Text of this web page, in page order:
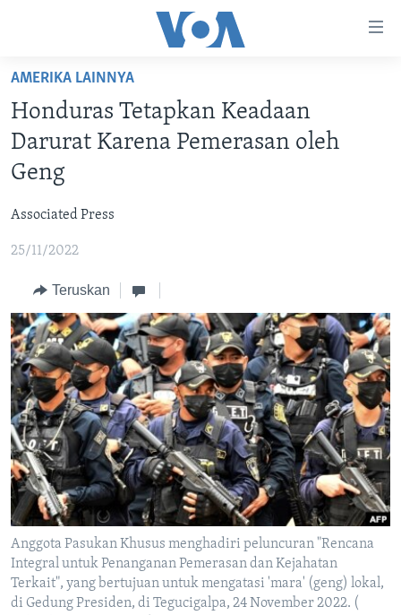
Akses
Lanjut
ke
Konten
Utama
ke
Utama
Lanjut
Pencarian
BERANDA
VIDEO
DAFTAR PROGRAM
IKUTI KAMI
Bahasa-bahasa
AMERIKA LAINNYA
Honduras Tetapkan Keadaan
Darurat Karena Pemerasan oleh
Geng
Associated Press
25/11/2022
Teruskan
Anggota Pasukan Khusus menghadiri peluncuran "Rencana
Integral untuk Penanganan Pemerasan dan Kejahatan
Terkait", yang bertujuan untuk mengatasi 'mara' (geng) lokal,
di Gedung Presiden, di Tegucigalpa, 24 November 2022. (